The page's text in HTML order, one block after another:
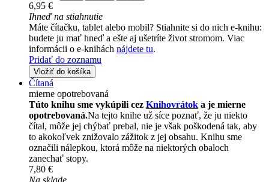
6,95 €
Ihneď na stiahnutie
Máte čítačku, tablet alebo mobil? Stiahnite si do nich e-knihu:
budete ju mať hneď a ešte aj ušetríte život stromom. Viac
informácii o e-knihách nájdete tu.
Pridať do zoznamu
Vložiť do košíka
Čítaná
mierne opotrebovaná
Túto knihu sme vykúpili cez Knihovrátok a je mierne
opotrebovaná.Na tejto knihe už síce poznať, že ju niekto
čítal, môže jej chýbať prebal, nie je však poškodená tak, aby
to akokoľvek znižovalo zážitok z jej obsahu. Knihu sme
označili nálepkou, ktorá môže na niektorých obaloch
zanechať stopy.
7,80 €